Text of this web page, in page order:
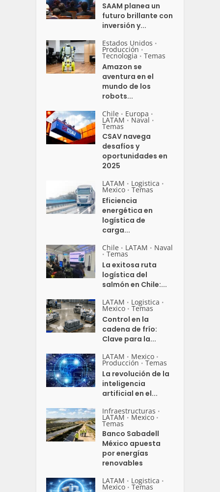
SAAM planea un
futuro brillante con
inversión y...
Estados Unidos •
Producción •
Tecnologia • Temas
Amazon se
aventura en el
mundo de los
robots...
Chile • Europa •
LATAM • Naval •
Temas
CSAV navega
desafíos y
oportunidades en
2025
LATAM • Logistica •
Mexico • Temas
Eficiencia
energética en
logística de
carga...
Chile • LATAM • Naval
• Temas
La exitosa ruta
logística del
salmón en Chile:...
LATAM • Logistica •
Mexico • Temas
Control en la
cadena de frío:
Clave para la...
LATAM • Mexico •
Producción • Temas
La revolución de la
inteligencia
artificial en el...
Infraestructuras •
LATAM • Mexico •
Temas
Banco Sabadell
México apuesta
por energías
renovables
LATAM • Logistica •
Mexico • Temas